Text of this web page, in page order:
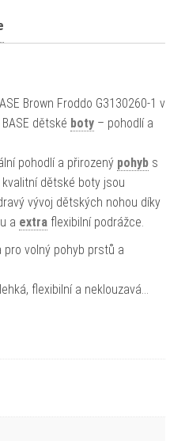
Brown Froddo G3130260-1 v
dětské boty – pohodlí a
pohodlí a přirozený pohyb s
dětské boty jsou
vývoj dětských nohou díky
a extra flexibilní podrážce.
volný pohyb prstů a
flexibilní a neklouzavá…